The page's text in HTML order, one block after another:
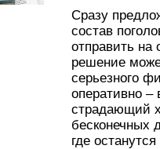
Сразу
состав
отправить на
решение
серьезного
оперативно –
страдающий
бесконечных
где